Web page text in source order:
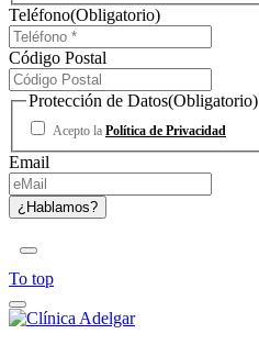
Teléfono(Obligatorio)
Código Postal
Protección de Datos(Obligatorio)
Acepto la Política de Privacidad
Email
To top